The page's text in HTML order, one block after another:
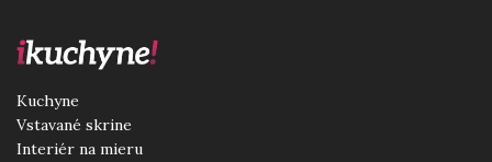
Kuchyne
Vstavané skrine
Interiér na mieru